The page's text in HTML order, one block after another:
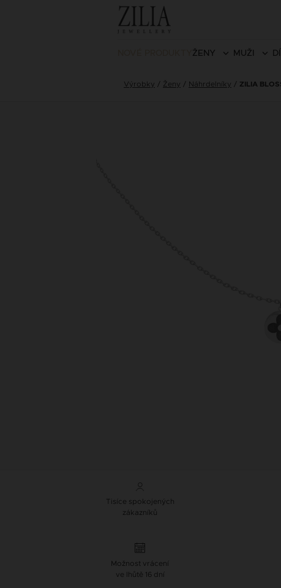
ŽENY MUŽI
Výrobky Ženy Náhrdelníky ZILIA
Tisíce spokojených
zákazníků
Možnost vrácení
ve lhůtě 16 dní